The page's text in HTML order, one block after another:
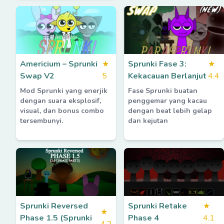
Americium – Sprunki
Swap V2
★
5
Mod Sprunki yang enerjik
dengan suara eksplosif,
visual, dan bonus combo
tersembunyi.
Sprunki Fase 3:
Kekacauan Berlanjut
★
4.4
Fase Sprunki buatan
penggemar yang kacau
dengan beat lebih gelap
dan kejutan
Sprunki Reversed
Phase 1.5 (Sprunki
★
Sprunki Retake
Phase 4
★
4.1